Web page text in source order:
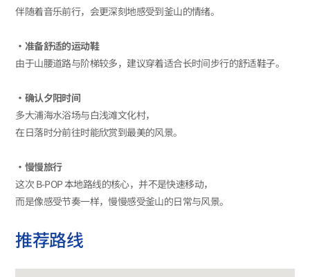
伴随着音乐前行，会更深刻地感受到釜山的情绪。
‧准备舒适的运动鞋
由于山腰道路与阶梯较多，建议穿着适合长时间步行的舒适鞋子。
‧确认夕阳时间
多大浦海水浴场与白浅滩文化村，
在日落时分前往时能欣赏到最美的风景。
‧慢慢旅行
这次 B-POP 本地路线的核心，并不是快速移动，
而是像感受节奏一样，慢慢感受釜山的日常与风景。
推荐路线